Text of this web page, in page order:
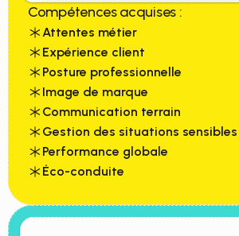
Compétences acquises :
Attentes métier
Expérience client
Posture professionnelle
Image de marque
Communication terrain
Gestion des situations sensibles
Performance globale
Éco-conduite